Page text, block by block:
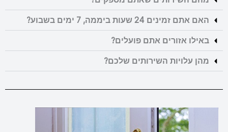
האם אתם זמינים 24 שעות ביממה, 7 ימים בשבוע?
באילו אזורים אתם פועלים?
מהן עלויות השירותים שלכם?